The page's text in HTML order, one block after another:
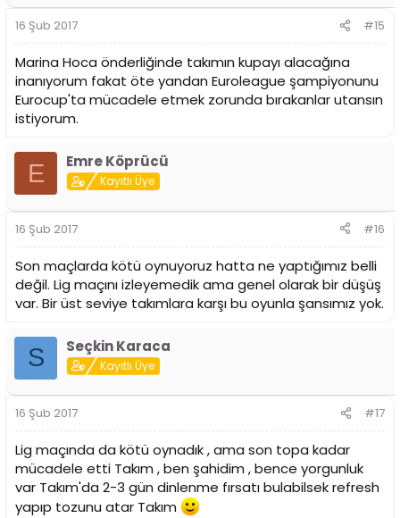
16 Şub 2017 #15
Marina Hoca önderliğinde takımın kupayı alacağına
inanıyorum fakat öte yandan Euroleague şampiyonunu
Eurocup'ta mücadele etmek zorunda bırakanlar utansın
istiyorum.
E Emre Köprücü
Kayıtlı Üye
16 Şub 2017 #16
Son maçlarda kötü oynuyoruz hatta ne yaptığımız belli
değil. Lig maçını izleyemedik ama genel olarak bir düşüş
var. Bir üst seviye takımlara karşı bu oyunla şansımız yok.
S Seçkin Karaca
Kayıtlı Üye
16 Şub 2017 #17
Lig maçında da kötü oynadık , ama son topa kadar
mücadele etti Takım , ben şahidim , bence yorgunluk
var Takım'da 2-3 gün dinlenme fırsatı bulabilsek refresh
yapıp tozunu atar Takım